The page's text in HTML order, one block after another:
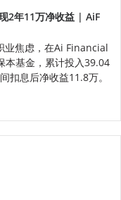
2年11万净收益 | AiF
焦虑，在Ai Financial
本基金，累计投入39.04
扣息后净收益11.8万。